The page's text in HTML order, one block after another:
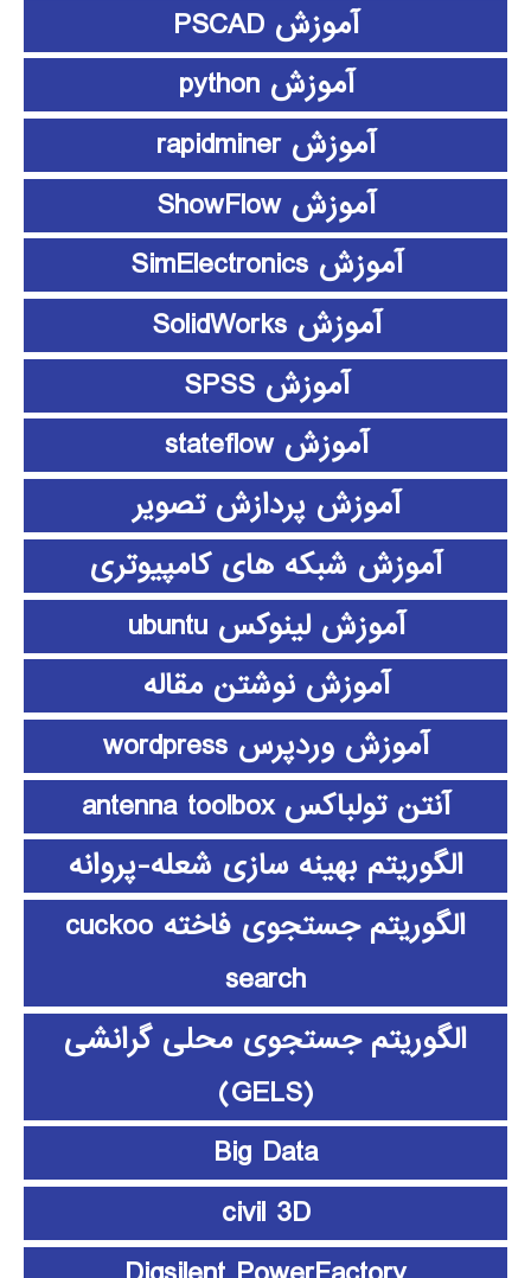
آموزش PSCAD
آموزش python
آموزش rapidminer
آموزش ShowFlow
آموزش SimElectronics
آموزش SolidWorks
آموزش SPSS
آموزش stateflow
آموزش پردازش تصویر
آموزش شبکه های کامپیوتری
آموزش لینوکس ubuntu
آموزش نوشتن مقاله
آموزش وردپرس wordpress
آنتن تولباکس antenna toolbox
الگوریتم بهینه سازی شعله-پروانه
الگوریتم جستجوی فاخته cuckoo
search
الگوریتم جستجوی محلی گرانشی
(GELS)
Big Data
civil 3D